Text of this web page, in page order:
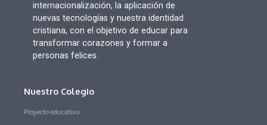
internacionalización, la aplicación de
nuevas tecnologías y nuestra identidad
cristiana, con el objetivo de educar para
transformar corazones y formar a
personas felices.
Nuestro Colegio
Proyecto educativo